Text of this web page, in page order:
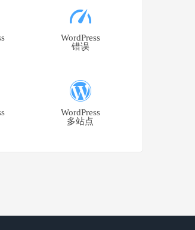
WordPress
错误
WordPress
多站点